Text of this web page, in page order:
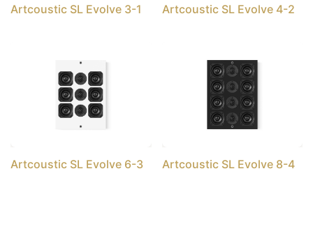
Artcoustic SL Evolve 3-1 Artcoustic SL Evolve 4-2
Artcoustic SL Evolve 6-3 Artcoustic SL Evolve 8-4